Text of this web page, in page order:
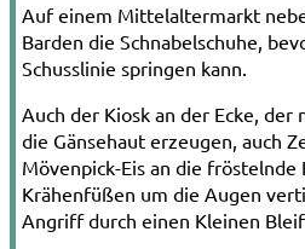
Auf einem Mittelaltermarkt
Barden die Schnabelschuhe,
Schusslinie springen kann.
Auch der Kiosk an der Ecke, der
die Gänsehaut erzeugen, auch
Mövenpick­-Eis an die
Krähenfüßen um die Augen
Angriff durch einen Kleinen